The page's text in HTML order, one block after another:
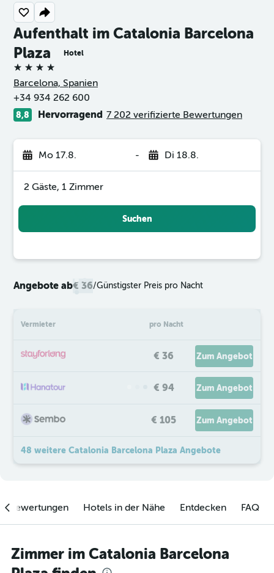
Aufenthalt im Catalonia Barcelona
Plaza
Hotel
4 Sterne
Barcelona, Spanien
+34 934 262 600
8,8 Hervorragend 7 202 verifizierte Bewertungen
Mo 17.8. - Di 18.8.
2 Gäste, 1 Zimmer
Suchen
Angebote ab€ 36/Günstigster Preis pro Nacht
Vermieter pro Nacht
€ 36 Zum Angebot
€ 94 Zum Angebot
€ 105 Zum Angebot
48 weitere Catalonia Barcelona Plaza Angebote
Hotels in der Nähe Entdecken FAQ
Zimmer im Catalonia Barcelona